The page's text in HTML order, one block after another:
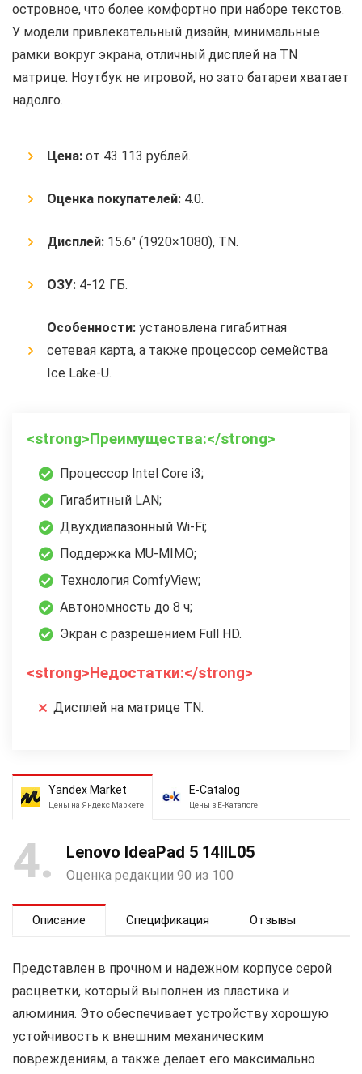
островное, что более комфортно при наборе текстов.
У модели привлекательный дизайн, минимальные
рамки вокруг экрана, отличный дисплей на TN
матрице. Ноутбук не игровой, но зато батареи хватает
надолго.
Цена: от 43 113 рублей.
Оценка покупателей: 4.0.
Дисплей: 15.6″ (1920×1080), TN.
ОЗУ: 4-12 ГБ.
Особенности: установлена гигабитная
сетевая карта, а также процессор семейства
Ice Lake-U.
<strong>Преимущества:</strong>
Процессор Intel Core i3;
Гигабитный LAN;
Двухдиапазонный Wi-Fi;
Поддержка MU-MIMO;
Технология ComfyView;
Автономность до 8 ч;
Экран с разрешением Full HD.
<strong>Недостатки:</strong>
Дисплей на матрице TN.
Yandex Market
Цены на Яндекс Маркете
E-Catalog
Цены в Е-Каталоге
4 Lenovo IdeaPad 5 14IIL05
Оценка редакции 90 из 100
Описание Спецификация Отзывы
Представлен в прочном и надежном корпусе серой
расцветки, который выполнен из пластика и
алюминия. Это обеспечивает устройству хорошую
устойчивость к внешним механическим
повреждениям, а также делает его максимально